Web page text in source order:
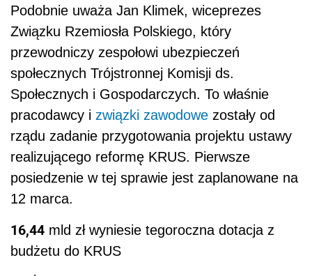
Podobnie uważa Jan Klimek, wiceprezes
Związku Rzemiosła Polskiego, który
przewodniczy zespołowi ubezpieczeń
społecznych Trójstronnej Komisji ds.
Społecznych i Gospodarczych. To właśnie
pracodawcy i związki zawodowe zostały od
rządu zadanie przygotowania projektu ustawy
realizującego reformę KRUS. Pierwsze
posiedzenie w tej sprawie jest zaplanowane na
12 marca.
16,44 mld zł wyniesie tegoroczna dotacja z
budżetu do KRUS